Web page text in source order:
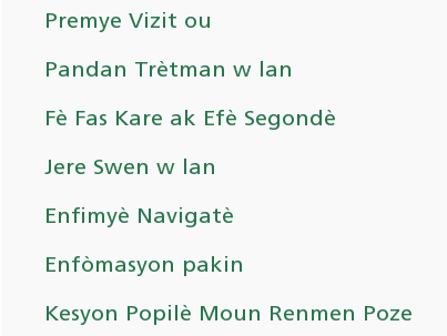
Premye Vizit ou
Pandan Trètman w lan
Fè Fas Kare ak Efè Segondè
Jere Swen w lan
Enfimyè Navigatè
Enfòmasyon pakin
Kesyon Popilè Moun Renmen Poze